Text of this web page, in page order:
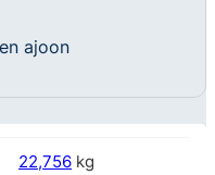
ajoon
22,756 kg